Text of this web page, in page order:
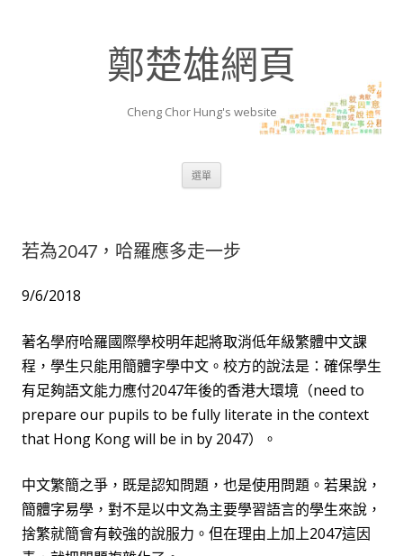
鄭楚雄網頁
Cheng Chor Hung's website
選單
若為2047，哈羅應多走一步
9/6/2018
著名學府哈羅國際學校明年起將取消低年級繁體中文課
程，學生只能用簡體字學中文。校方的說法是：確保學生
有足夠語文能力應付2047年後的香港大環境（need to
prepare our pupils to be fully literate in the context
that Hong Kong will be in by 2047）。
中文繁簡之爭，既是認知問題，也是使用問題。若果說，
簡體字易學，對不是以中文為主要學習語言的學生來說，
捨繁就簡會有較強的說服力。但在理由上加上2047這因